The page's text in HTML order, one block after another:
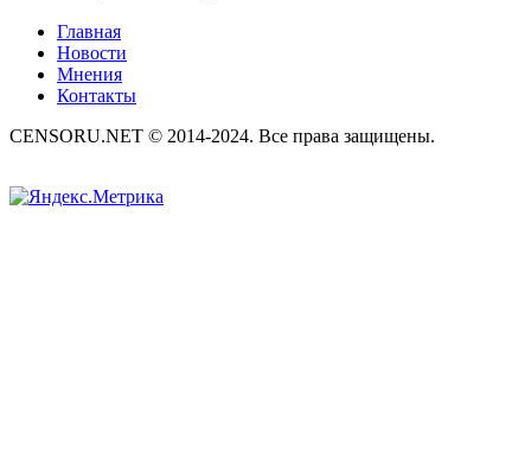
Главная
Новости
Мнения
Контакты
CENSORU.NET © 2014-2024. Все права защищены.